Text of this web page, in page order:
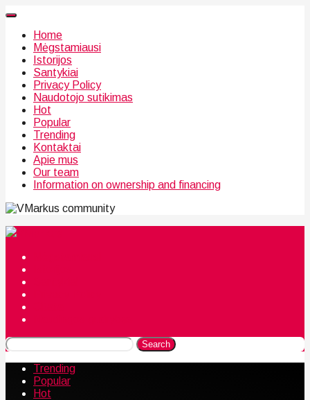
Home
Mėgstamiausi
Istorijos
Santykiai
Privacy Policy
Naudotojo sutikimas
Hot
Popular
Trending
Kontaktai
Apie mus
Our team
Information on ownership and financing
community
Search
Trending
Popular
Hot